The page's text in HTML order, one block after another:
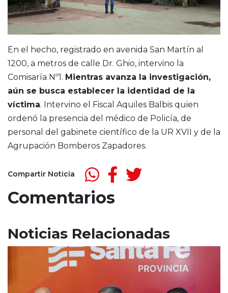
En el hecho, registrado en avenida San Martín al
1200, a metros de calle Dr. Ghio, intervino la
Comisaría Nº1. Mientras avanza la investigación,
aún se busca establecer la identidad de la
víctima. Intervino el Fiscal Aquiles Balbis quien
ordenó la presencia del médico de Policía, de
personal del gabinete científico de la UR XVII y de la
Agrupación Bomberos Zapadores.
Compartir Noticia
Comentarios
Noticias Relacionadas